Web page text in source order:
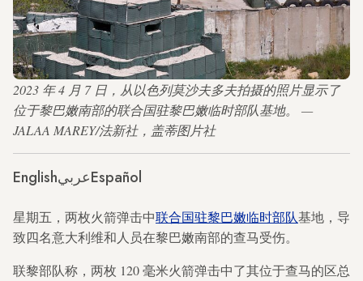
2023 年 4 月 7 日，从以色列莫沙夫多夫拍摄的照片显示了
位于黎巴嫩南部的联合国驻黎巴嫩临时部队基地。 —
JALAA MAREY/法新社，盖蒂图片社
EnglishعربيEspañol
星期五，两枚火箭弹击中联合国驻黎巴嫩临时部队基地，导
致四名意大利维和人员在黎巴嫩南部的查马受伤。
联黎部队称，两枚 120 毫米火箭弹击中了其位于查马的区总